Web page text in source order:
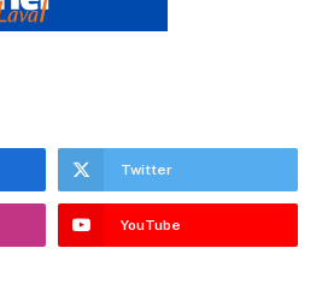
Twitter
YouTube